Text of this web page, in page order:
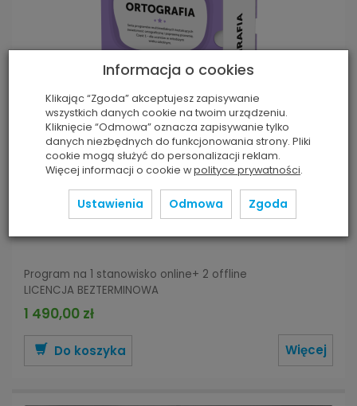
mTalent Ortografia
(1 szt.)
Seria programów multimedialnych kształcących
Program na 1 stanowisko online+ 2 offline
LICENCJA BEZTERMINOWA
1 490,00 zł
Do koszyka Więcej
Informacja o cookies
Klikając “Zgoda” akceptujesz zapisywanie
wszystkich danych cookie na twoim urządzeniu.
Kliknięcie “Odmowa” oznacza zapisywanie tylko
danych niezbędnych do funkcjonowania strony. Pliki
cookie mogą służyć do personalizacji reklam.
Więcej informacji o cookie wpolityce prywatności.
Ustawienia Odmowa Zgoda